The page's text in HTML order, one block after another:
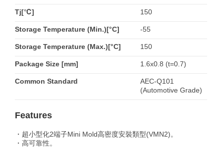
Tj[℃] 150
Storage Temperature (Min.)[°C] -55
Storage Temperature (Max.)[°C] 150
Package Size [mm] 1.6x0.8 (t=0.7)
Common Standard
AEC-Q101
(Automotive Grade)
Features
・超小型化2端子Mini Mold高密度安裝類型(VMN2)。
・高可靠性。